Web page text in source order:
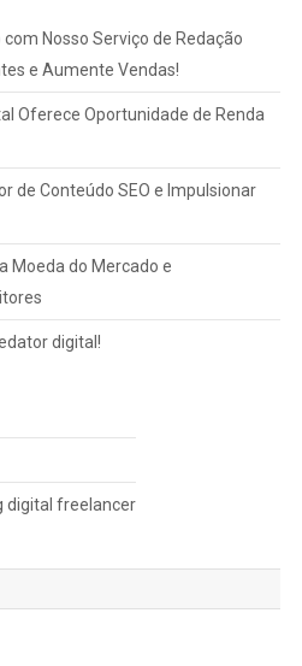
Nosso Serviço de Redação
e Aumente Vendas!
Oferece Oportunidade de Renda
de Conteúdo SEO e Impulsionar
Moeda do Mercado e
digital!
digital freelancer